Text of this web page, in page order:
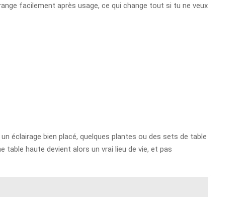
facilement après usage, ce qui change tout si tu ne veux
éclairage bien placé, quelques plantes ou des sets de table
table haute devient alors un vrai lieu de vie, et pas